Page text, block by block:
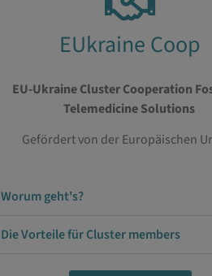
EUkraine Coop
EU-Ukraine Cluster Cooperation
Telemedicine Solutions
Gefördert von der Europäischen
Worum geht's?
Die Vorteile für Cluster members